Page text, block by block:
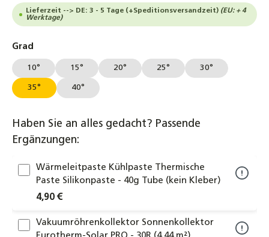
Lieferzeit --> DE: 3 - 5 Tage (+Speditionsversandzeit) (EU: + 4
Werktage)
Grad
10° 15° 20° 25° 30°
35° 40°
Haben Sie an alles gedacht? Passende
Ergänzungen:
Wärmeleitpaste Kühlpaste Thermische
Paste Silikonpaste - 40g Tube (kein Kleber)
4,90 €
Vakuumröhrenkollektor Sonnenkollektor